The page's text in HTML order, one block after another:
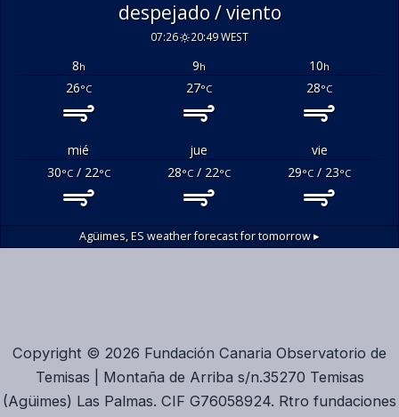
despejado / viento
07:26 20:49 WEST
8h 9h 10h
26°C 27°C 28°C
mié jue
vie
30°C/ 22°C 28°C/ 22°C 29°C/ 23°C
Agüimes, ESweather forecast for tomorrow ▸
Copyright © 2026 Fundación Canaria Observatorio de
Temisas | Montaña de Arriba s/n.35270 Temisas
(Agüimes) Las Palmas. CIF G76058924. Rtro fundaciones